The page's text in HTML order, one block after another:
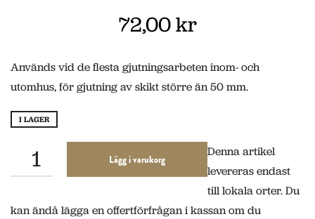
72,00 kr
Används vid de flesta gjutningsarbeten inom- och
utomhus, för gjutning av skikt större än 50 mm.
I LAGER
Lägg i varukorg
Denna artikel
levereras endast
till lokala orter. Du
kan ändå lägga en offertförfrågan i kassan om du